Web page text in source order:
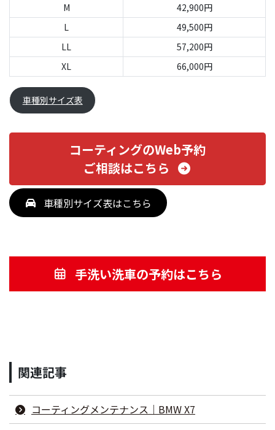
M
42,900円
L
49,500円
LL
57,200円
XL
66,000円
車種別サイズ表
コーティングのWeb予約
ご相談はこちら
車種別サイズ表はこちら
手洗い洗車の予約はこちら
関連記事
コーティングメンテナンス｜BMW X7